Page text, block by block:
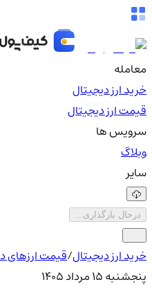
معامله
خرید ارز دیجیتال
قیمت ارز دیجیتال
سرویس ها
وبلاگ
سایر
درحال بارگذاری...
خرید ارز دیجیتال/قیمت ارزهای
پنجشنبه ۱۵ مرداد ۱۴۰۵